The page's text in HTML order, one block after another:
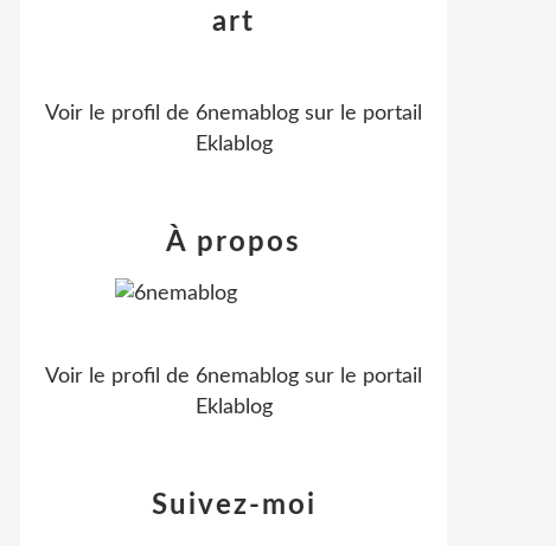
art
Voir le profil de 6nemablog sur le portail
Eklablog
Suivez-moi
À propos
Voir le profil de 6nemablog sur le portail
Eklablog